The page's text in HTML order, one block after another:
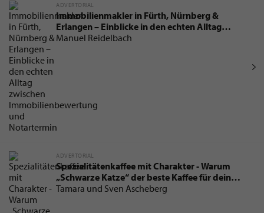
ADVERTORIAL
Immobilienmakler in Fürth, Nürnberg &
Erlangen – Einblicke in den echten Alltag
zwischen Immobilienbewertung und
Manuel Reidelbach
ADVERTORIAL
Spezialitätenkaffee mit Charakter - Warum
„Schwarze Katze“ der beste Kaffee für dein
Barista-Erlebnis zu Hause ist
Tamara und Sven Ascheberg